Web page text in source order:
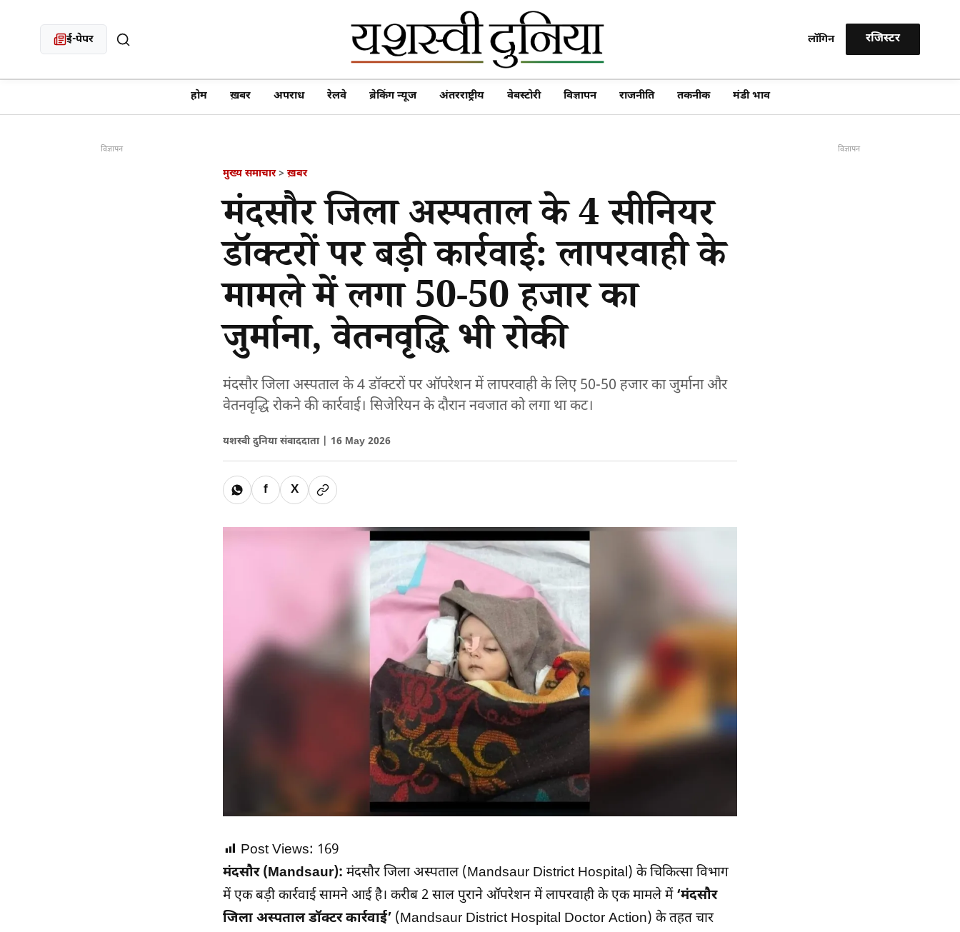
ई-पेपर लॉगिन रजिस्टर
होम ख़बर अपराध रेलवे ब्रेकिंग न्यूज अंतरराष्ट्रीय वेबस्टोरी विज्ञापन राजनीति तकनीक मंडी भाव
विज्ञापन
मुख्य समाचार> ख़बर
मंदसौर जिला अस्पताल के 4 सीनियर
डॉक्टरों पर बड़ी कार्रवाई: लापरवाही के
मामले में लगा 50-50 हजार का
जुर्माना, वेतनवृद्धि भी रोकी
मंदसौर जिला अस्पताल के 4 डॉक्टरों पर ऑपरेशन में लापरवाही के लिए 50-50 हजार का जुर्माना और
वेतनवृद्धि रोकने की कार्रवाई। सिजेरियन के दौरान नवजात को लगा था कट।
यशस्वी दुनिया संवाददाता | 16 May 2026
f X
Post Views: 169
मंदसौर (Mandsaur): मंदसौर जिला अस्पताल (Mandsaur District Hospital) के चिकित्सा विभाग
में एक बड़ी कार्रवाई सामने आई है। करीब 2 साल पुराने ऑपरेशन में लापरवाही के एक मामले में ‘मंदसौर
जिला अस्पताल डॉक्टर कार्रवाई’ (Mandsaur District Hospital Doctor Action) के तहत चार
विज्ञापन